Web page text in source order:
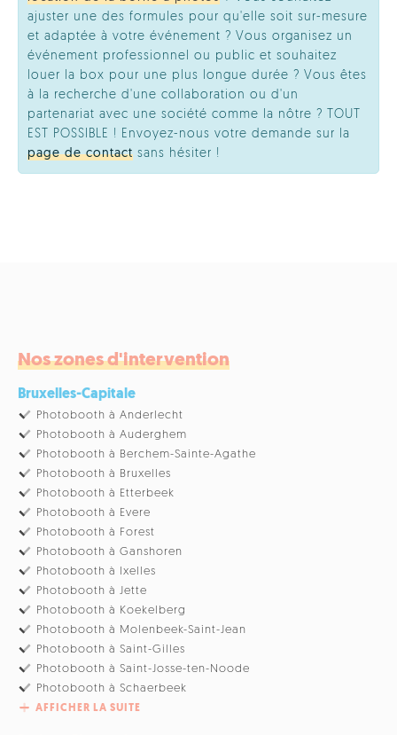
ajuster une des formules pour qu'elle soit sur-mesure
et adaptée à votre événement ? Vous organisez un
événement professionnel ou public et souhaitez
louer la box pour une plus longue durée ? Vous êtes
à la recherche d'une collaboration ou d'un
partenariat avec une société comme la nôtre ? TOUT
EST POSSIBLE ! Envoyez-nous votre demande sur la
page de contact sans hésiter !
Nos zones d'intervention
Bruxelles-Capitale
Photobooth à Anderlecht
Photobooth à Auderghem
Photobooth à Berchem-Sainte-Agathe
Photobooth à Bruxelles
Photobooth à Etterbeek
Photobooth à Evere
Photobooth à Forest
Photobooth à Ganshoren
Photobooth à Ixelles
Photobooth à Jette
Photobooth à Koekelberg
Photobooth à Molenbeek-Saint-Jean
Photobooth à Saint-Gilles
Photobooth à Saint-Josse-ten-Noode
Photobooth à Schaerbeek
AFFICHER LA SUITE